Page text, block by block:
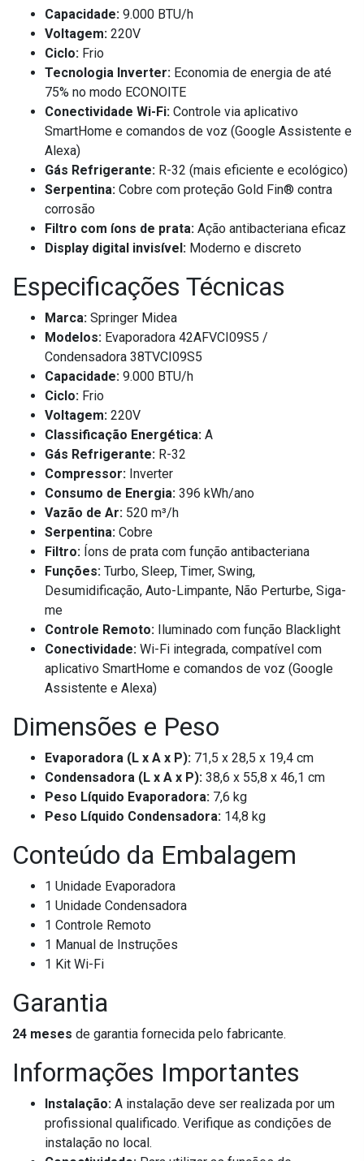
Capacidade: 9.000 BTU/h
Voltagem: 220V
Ciclo: Frio
Tecnologia Inverter: Economia de energia de até
75% no modo ECONOITE
Conectividade Wi-Fi: Controle via aplicativo
SmartHome e comandos de voz (Google Assistente e
Alexa)
Gás Refrigerante: R-32 (mais eficiente e ecológico)
Serpentina: Cobre com proteção Gold Fin® contra
corrosão
Filtro com íons de prata: Ação antibacteriana eficaz
Display digital invisível: Moderno e discreto
Especificações Técnicas
Marca: Springer Midea
Modelos: Evaporadora 42AFVCI09S5 /
Condensadora 38TVCI09S5
Capacidade: 9.000 BTU/h
Ciclo: Frio
Voltagem: 220V
Classificação Energética: A
Gás Refrigerante: R-32
Compressor: Inverter
Consumo de Energia: 396 kWh/ano
Vazão de Ar: 520 m³/h
Serpentina: Cobre
Filtro: Íons de prata com função antibacteriana
Funções: Turbo, Sleep, Timer, Swing,
Desumidificação, Auto-Limpante, Não Perturbe, Siga-
me
Controle Remoto: Iluminado com função Blacklight
Conectividade: Wi-Fi integrada, compatível com
aplicativo SmartHome e comandos de voz (Google
Assistente e Alexa)
Dimensões e Peso
Evaporadora (L x A x P): 71,5 x 28,5 x 19,4 cm
Condensadora (L x A x P): 38,6 x 55,8 x 46,1 cm
Peso Líquido Evaporadora: 7,6 kg
Peso Líquido Condensadora: 14,8 kg
Conteúdo da Embalagem
1 Unidade Evaporadora
1 Unidade Condensadora
1 Controle Remoto
1 Manual de Instruções
1 Kit Wi-Fi
Garantia
24 meses de garantia fornecida pelo fabricante.
Informações Importantes
Instalação: A instalação deve ser realizada por um
profissional qualificado. Verifique as condições de
instalação no local.